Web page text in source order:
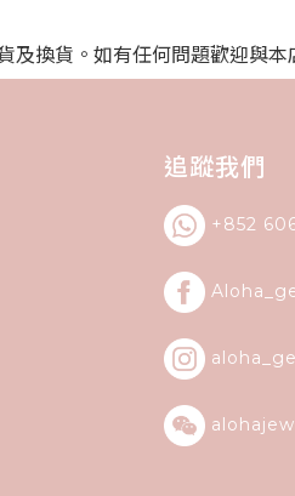
及換貨。如有任何問題歡迎與本
追蹤我們
+852